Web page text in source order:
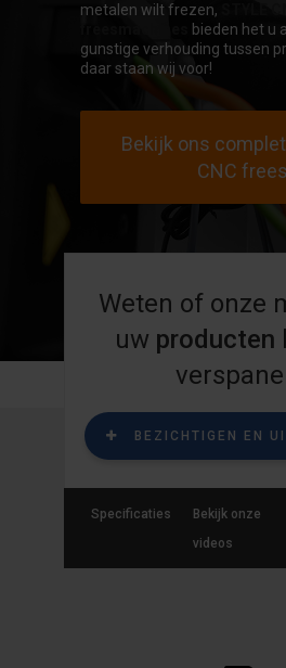
metalen wilt frezen,
bieden het u
gunstige verhouding tussen
daar staan wij voor!
Bekijk ons
CNC frees
Weten of onze
uw producten
BEZICHTIGEN EN
Specificaties
Bekijk onze
videos